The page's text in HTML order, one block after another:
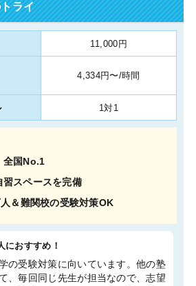
ライ
11,000円
4,334円〜/時間
1対1
全国No.1
習スペースを完備
＆難関校の受験対策OK
におすすめ！
の受験対策に向いています。他の塾
、毎回同じ先生が担当なので、志望